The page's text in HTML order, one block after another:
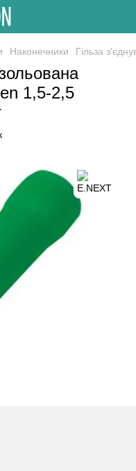
Наконечники Гільза
1,5-2,5